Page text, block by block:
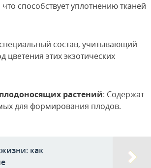
способствует уплотнению тканей
состав, учитывающий
этих экзотических
растений: Содержат
для формирования плодов.
как